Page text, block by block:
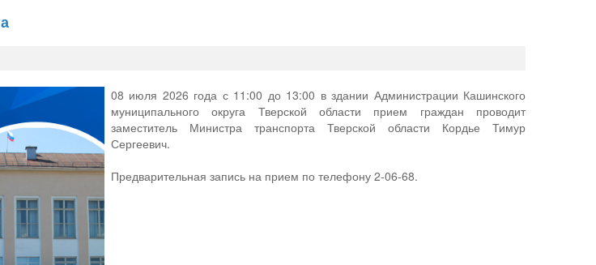
08 июля 2026 года с 11:00 до 13:00 в здании Администрации Кашинского
муниципального округа Тверской области прием граждан проводит
заместитель Министра транспорта Тверской области Кордье Тимур
Сергеевич.
Предварительная запись на прием по телефону 2-06-68.